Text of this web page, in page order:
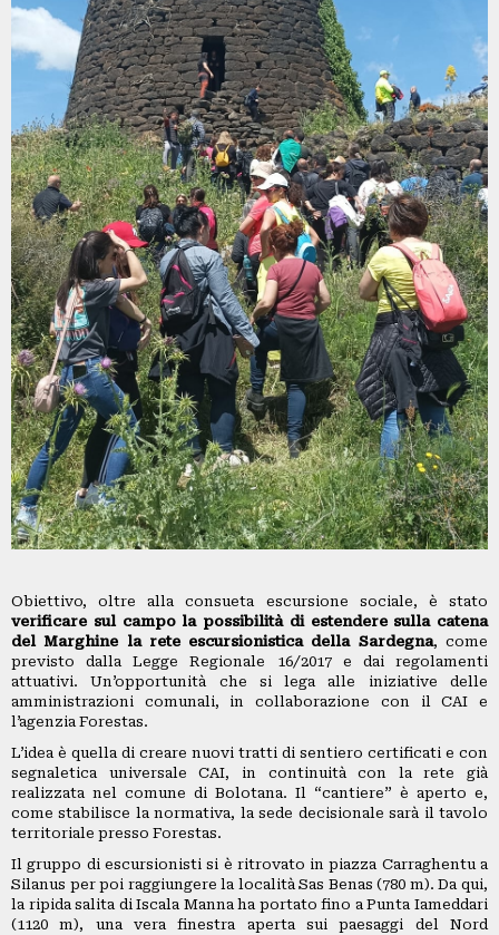
GRUPPI
REGIONALI
ORGANI
TECNICI
E
STRUTTURE
OPERATIVE
SEDE
CENTRALE
BIBLIOTECA
CINETECA
BACHECA
INSERZIONI
PUBBLICITARIE
PUBBLIREDAZIONALI
PICCOLI
ANNUNCI
Obiettivo, oltre alla consueta escursione sociale, è stato
verificare sul campo la possibilità di estendere sulla catena
del Marghine la rete escursionistica della Sardegna, come
previsto dalla Legge Regionale 16/2017 e dai regolamenti
attuativi. Un’opportunità che si lega alle iniziative delle
amministrazioni comunali, in collaborazione con il CAI e
l’agenzia Forestas.
L’idea è quella di creare nuovi tratti di sentiero certificati e con
segnaletica universale CAI, in continuità con la rete già
realizzata nel comune di Bolotana. Il “cantiere” è aperto e,
come stabilisce la normativa, la sede decisionale sarà il tavolo
territoriale presso Forestas.
Il gruppo di escursionisti si è ritrovato in piazza Carraghentu a
Silanus per poi raggiungere la località Sas Benas (780 m). Da qui,
la ripida salita di Iscala Manna ha portato fino a Punta Iameddari
(1120 m), una vera finestra aperta sui paesaggi del Nord